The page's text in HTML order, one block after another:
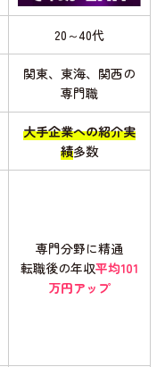
20～40代
関東、東海、関西の
専門職
大手企業への紹介実
績多数
専門分野に精通
転職後の年収平均101
万円アップ